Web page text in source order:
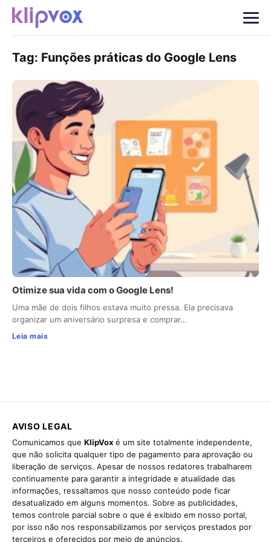
Tag: Funções práticas do Google Lens
Otimize sua vida com o Google Lens!
Uma mãe de dois filhos estava muito pressa. Ela precisava
organizar um aniversário surpresa e comprar…
Leia mais
AVISO LEGAL
Comunicamos que KlipVox é um site totalmente independente,
que não solicita qualquer tipo de pagamento para aprovação ou
liberação de serviços. Apesar de nossos redatores trabalharem
continuamente para garantir a integridade e atualidade das
informações, ressaltamos que nosso conteúdo pode ficar
desatualizado em alguns momentos. Sobre as publicidades,
temos controle parcial sobre o que é exibido em nosso portal,
por isso não nos responsabilizamos por serviços prestados por
terceiros e oferecidos por meio de anúncios.